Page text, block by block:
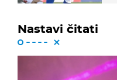
Nastavi čitati